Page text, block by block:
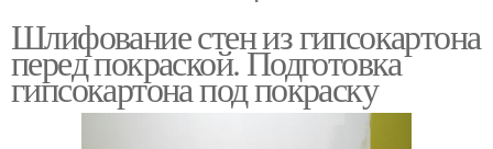
Шлифование стен из гипсокартона
перед покраской. Подготовка
гипсокартона под покраску